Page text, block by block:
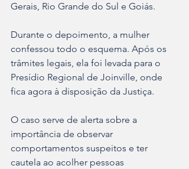
Gerais, Rio Grande do Sul e Goiás.
Durante o depoimento, a mulher
confessou todo o esquema. Após os
trâmites legais, ela foi levada para o
Presídio Regional de Joinville, onde
fica agora à disposição da Justiça.
O caso serve de alerta sobre a
importância de observar
comportamentos suspeitos e ter
cautela ao acolher pessoas